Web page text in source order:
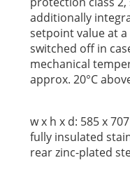
additionally
setpoint value at
switched off in
mechanical
approx. 20°C
w x h x d: 585 x
fully insulated
rear zinc-plated